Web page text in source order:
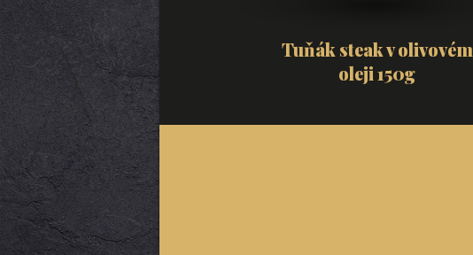
Tuňák steak v olivovém
oleji 150g